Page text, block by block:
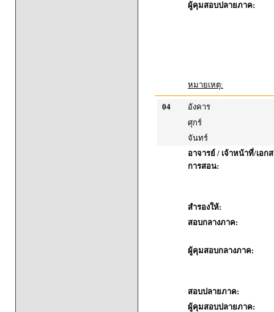
ผู้คุมสอบปลายภาค:
หมายเหตุ:
04
อังคาร
ศุกร์
จันทร์
อาจารย์ / เจ้าหน้าที่/เอก
การสอน:
สำรองให้:
สอบกลางภาค:
ผู้คุมสอบกลางภาค:
สอบปลายภาค:
ผู้คุมสอบปลายภาค: